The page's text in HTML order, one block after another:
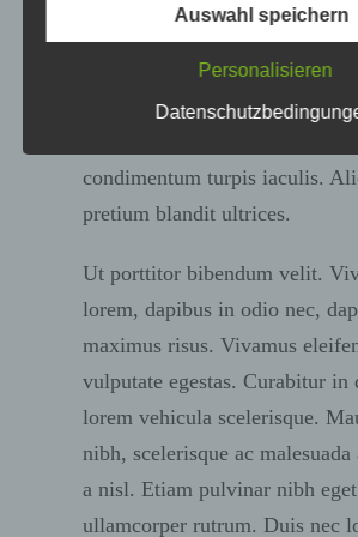
Nulla fringilla porttitor congue.
semper sapien, a lobortis
condimentum turpis iaculis.
pretium blandit ultrices.
Ut porttitor bibendum velit.
lorem, dapibus in odio nec,
maximus risus. Vivamus
vulputate egestas. Curabitur in
lorem vehicula scelerisque.
nibh, scelerisque ac
a nisl. Etiam pulvinar nibh eget
ullamcorper rutrum. Duis nec
Verordnungsgeber beim
Datenschutz-
verwendet wurden. Unsere
Öffentlichkeit als auch für
verständlich sein. Um dies zu
gewährleisten, möchten wir
verwendeten Begrifflichkeiten
Datenschutzerklärung unter
folgenden Begriffe:
a) personenbezogene
Personenbezogene
Informationen, die sich
identifizierte oder
natürliche Person (im
identifizierbar wird eine
Person angesehen, die
Auswahl speichern
Personalisieren